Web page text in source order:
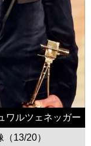
ワルツェネッガー
13/20）